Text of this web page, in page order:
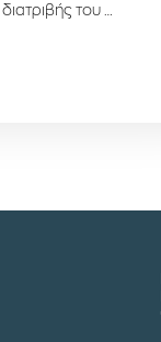
του …